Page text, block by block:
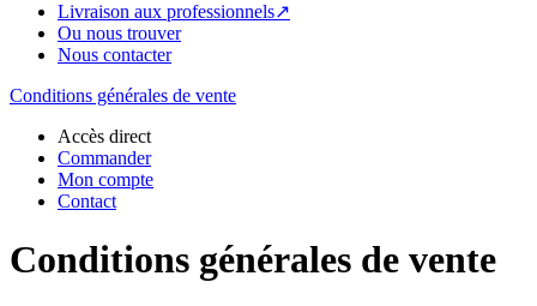
Livraison aux professionnels↗
Ou nous trouver
Nous contacter
Conditions générales de vente
Accès direct
Commander
Mon compte
Contact
Conditions générales de vente